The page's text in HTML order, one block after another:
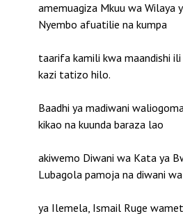
amemuagiza Mkuu wa Wilaya
Nyembo afuatilie na kumpa
taarifa kamili kwa maandishi
kazi tatizo hilo.
Baadhi ya madiwani
kikao na kuunda baraza lao
akiwemo Diwani wa Kata ya
Lubagola pamoja na diwani
ya Ilemela, Ismail Ruge